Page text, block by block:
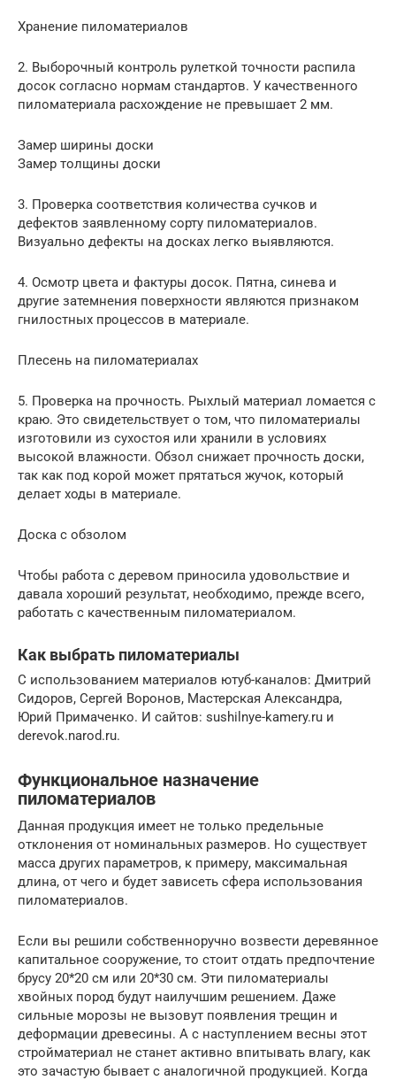
Хранение пиломатериалов
2. Выборочный контроль рулеткой точности распила
досок согласно нормам стандартов. У качественного
пиломатериала расхождение не превышает 2 мм.
Замер ширины доски
Замер толщины доски
3. Проверка соответствия количества сучков и
дефектов заявленному сорту пиломатериалов.
Визуально дефекты на досках легко выявляются.
4. Осмотр цвета и фактуры досок. Пятна, синева и
другие затемнения поверхности являются признаком
гнилостных процессов в материале.
Плесень на пиломатериалах
5. Проверка на прочность. Рыхлый материал ломается с
краю. Это свидетельствует о том, что пиломатериалы
изготовили из сухостоя или хранили в условиях
высокой влажности. Обзол снижает прочность доски,
так как под корой может прятаться жучок, который
делает ходы в материале.
Доска с обзолом
Чтобы работа с деревом приносила удовольствие и
давала хороший результат, необходимо, прежде всего,
работать с качественным пиломатериалом.
Как выбрать пиломатериалы
С использованием материалов ютуб-каналов: Дмитрий
Сидоров, Сергей Воронов, Мастерская Александра,
Юрий Примаченко. И сайтов: sushilnye-kamery.ru и
derevok.narod.ru.
Функциональное назначение
пиломатериалов
Данная продукция имеет не только предельные
отклонения от номинальных размеров. Но существует
масса других параметров, к примеру, максимальная
длина, от чего и будет зависеть сфера использования
пиломатериалов.
Если вы решили собственноручно возвести деревянное
капитальное сооружение, то стоит отдать предпочтение
брусу 20*20 см или 20*30 см. Эти пиломатериалы
хвойных пород будут наилучшим решением. Даже
сильные морозы не вызовут появления трещин и
деформации древесины. А с наступлением весны этот
стройматериал не станет активно впитывать влагу, как
это зачастую бывает с аналогичной продукцией. Когда